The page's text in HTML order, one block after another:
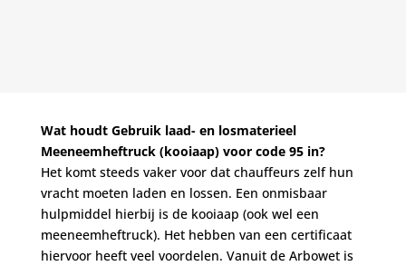
Wat houdt Gebruik laad- en losmaterieel
Meeneemheftruck (kooiaap) voor code 95 in?
Het komt steeds vaker voor dat chauffeurs zelf hun
vracht moeten laden en lossen. Een onmisbaar
hulpmiddel hierbij is de kooiaap (ook wel een
meeneemheftruck). Het hebben van een certificaat
hiervoor heeft veel voordelen. Vanuit de Arbowet is